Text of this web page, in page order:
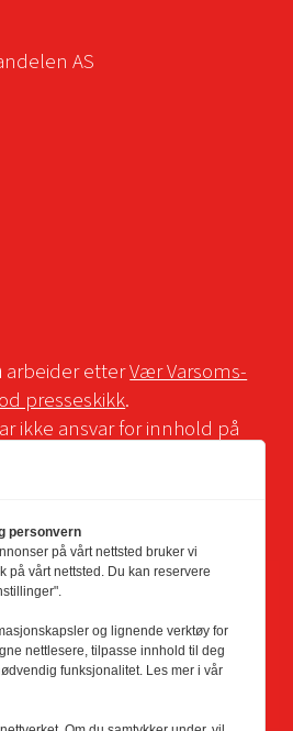
AS
arbeider etterVær Varsoms-
presseskikk.
ikke ansvar for innhold på
lenkes til. Kopiering for bruk
materiale er ikke tillatt uten
personvern
på vårt nettsted bruker vi
på vårt nettsted. Du kan reservere
og lignende verktøy for
nettlesere, tilpasse innhold til deg
funksjonalitet. Les mer i vår